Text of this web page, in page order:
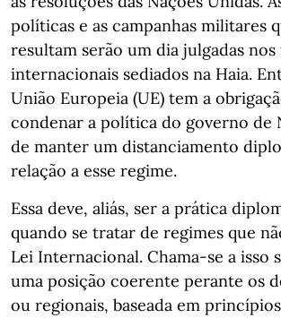
políticas e as campanhas militares
resultam serão um dia julgadas
internacionais sediados na Haia.
União Europeia (UE) tem a
condenar a política do governo de
de manter um distanciamento
relação a esse regime.
Essa deve, aliás, ser a prática
quando se tratar de regimes que
Lei Internacional. Chama-se a isso
uma posição coerente perante os
ou regionais, baseada em